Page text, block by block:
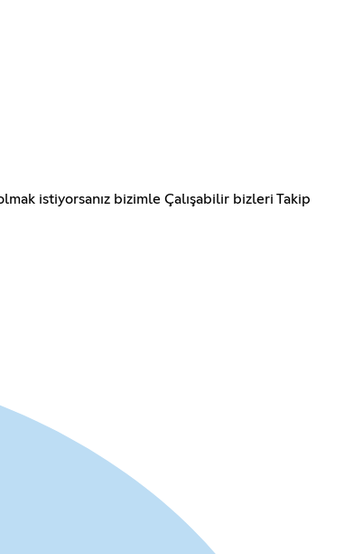
istiyorsanız bizimle Çalışabilir bizleri Takip